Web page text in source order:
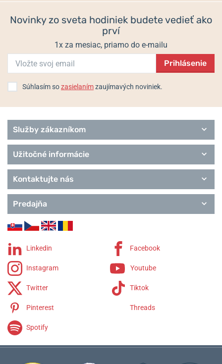
Novinky zo sveta hodiniek budete vedieť ako
prví
1x za mesiac, priamo do e-mailu
Prihlásenie
Súhlasím sozasielanímzaujímavých noviniek.
Služby zákazníkom
Užitočné informácie
Kontaktujte nás
Predajňa
Linkedin Facebook
Instagram Youtube
Twitter Tiktok
Pinterest Threads
Spotify